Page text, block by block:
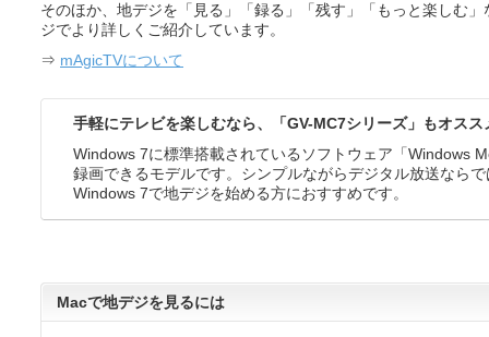
そのほか、地デジを「見る」「録る」「残す」「もっと楽しむ
ジでより詳しくご紹介しています。
⇒ mAgicTVについて
手軽にテレビを楽しむなら、「GV-MC7シリーズ」もオスス
Windows 7に標準搭載されているソフトウェア「Windows
録画できるモデルです。シンプルながらデジタル放送なら
Windows 7で地デジを始める方におすすめです。
Macで地デジを見るには